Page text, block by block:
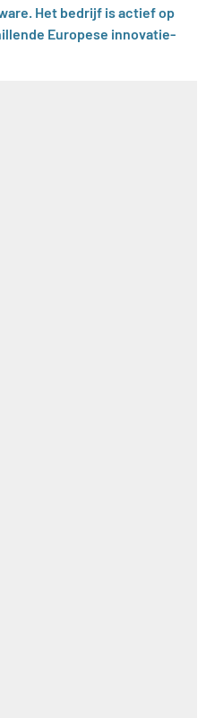
Het bedrijf is actief op
Europese innovatie-